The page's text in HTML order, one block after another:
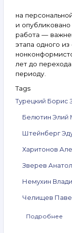
на
и опубликовано
работа —
этапа одного
лет до
периоду.
Tags
Турецкий Борис
Белютин Элий
Штейнберг
Харитонов
Зверев
Немухин
Челищев
Подробнее